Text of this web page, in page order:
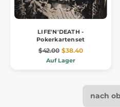
LIFE'N'DEATH -
Pokerkartenset
$42.00 $38.40
Auf Lager
nach